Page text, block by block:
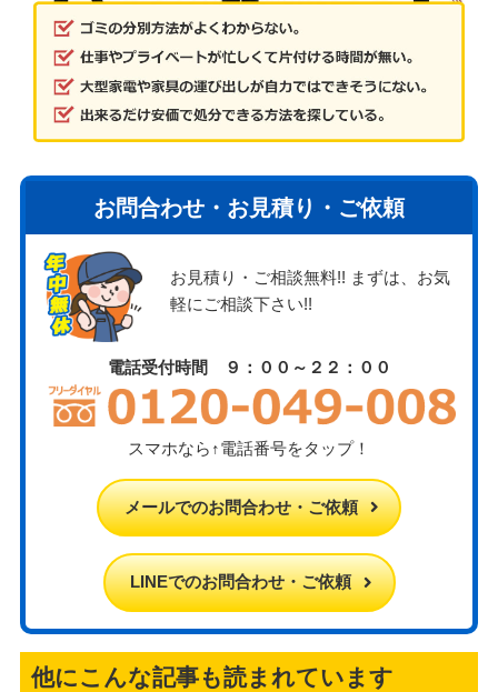
お問合わせ・お見積り・ご依頼
お見積り・ご相談無料!! まずは、お気
軽にご相談下さい!!
電話受付時間 ９：００～２２：００
スマホなら↑電話番号をタップ！
メールでのお問合わせ・ご依頼
LINEでのお問合わせ・ご依頼
他にこんな記事も読まれています